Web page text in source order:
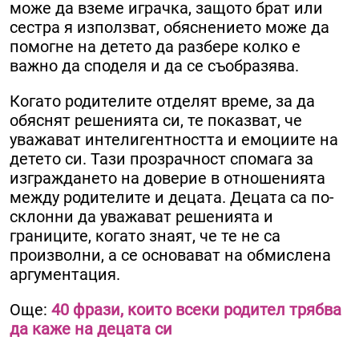
може да вземе играчка, защото брат или
сестра я използват, обяснението може да
помогне на детето да разбере колко е
важно да споделя и да се съобразява.
Когато родителите отделят време, за да
обяснят решенията си, те показват, че
уважават интелигентността и емоциите на
детето си. Тази прозрачност спомага за
изграждането на доверие в отношенията
между родителите и децата. Децата са по-
склонни да уважават решенията и
границите, когато знаят, че те не са
произволни, а се основават на обмислена
аргументация.
Още: 40 фрази, които всеки родител трябва
да каже на децата си